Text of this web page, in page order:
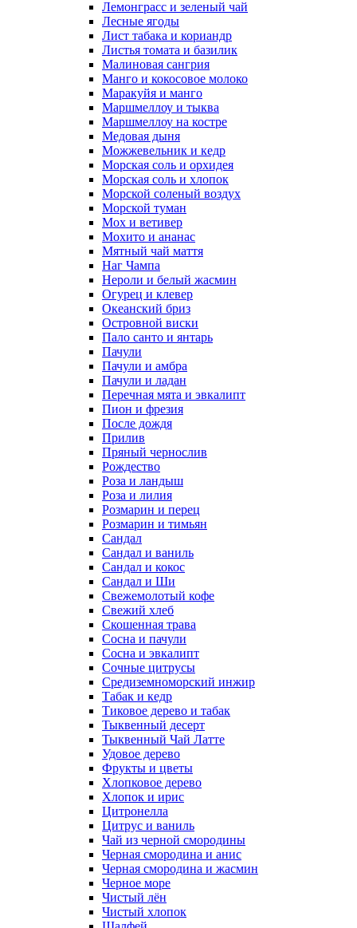
Лемонграсс и зеленый чай
Лесные ягоды
Лист табака и кориандр
Листья томата и базилик
Малиновая сангрия
Манго и кокосовое молоко
Маракуйя и манго
Маршмеллоу и тыква
Маршмеллоу на костре
Медовая дыня
Можжевельник и кедр
Морская соль и орхидея
Морская соль и хлопок
Морской соленый воздух
Морской туман
Мох и ветивер
Мохито и ананас
Мятный чай маття
Наг Чампа
Нероли и белый жасмин
Огурец и клевер
Океанский бриз
Островной виски
Пало санто и янтарь
Пачули
Пачули и амбра
Пачули и ладан
Перечная мята и эвкалипт
Пион и фрезия
После дождя
Прилив
Пряный чернослив
Рождество
Роза и ландыш
Роза и лилия
Розмарин и перец
Розмарин и тимьян
Сандал
Сандал и ваниль
Сандал и кокос
Сандал и Ши
Свежемолотый кофе
Свежий хлеб
Скошенная трава
Сосна и пачули
Сосна и эвкалипт
Сочные цитрусы
Средиземноморский инжир
Табак и кедр
Тиковое дерево и табак
Тыквенный десерт
Тыквенный Чай Латте
Удовое дерево
Фрукты и цветы
Хлопковое дерево
Хлопок и ирис
Цитронелла
Цитрус и ваниль
Чай из черной смородины
Черная смородина и анис
Черная смородина и жасмин
Черное море
Чистый лён
Чистый хлопок